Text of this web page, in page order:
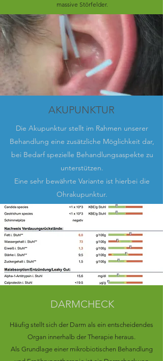
massive Störfelder.
AKUPUNKTUR
Die Akupunktur stellt im Rahmen unserer
Behandlung eine zusätzliche Möglichkeit dar,
bei Bedarf spezielle Behandlungsaspekte zu
unterstützen.
Eine sehr bewährte Variante ist hierbei die
Ohrakupunktur.
DARMCHECK
Häufig stellt sich der Darm als ein entscheidendes
Organ innerhalb der Therapie heraus.
Als Grundlage einer mikrobiotischen Behandlung